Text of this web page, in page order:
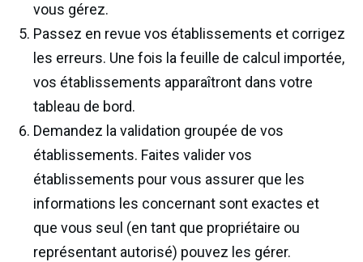
vous gérez.
Passez en revue vos établissements et corrigez
les erreurs. Une fois la feuille de calcul importée,
vos établissements apparaîtront dans votre
tableau de bord.
Demandez la validation groupée de vos
établissements. Faites valider vos
établissements pour vous assurer que les
informations les concernant sont exactes et
que vous seul (en tant que propriétaire ou
représentant autorisé) pouvez les gérer.